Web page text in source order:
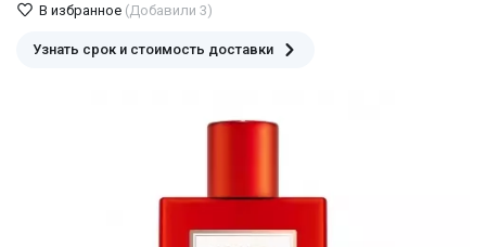
В избранное (Добавили 3)
Узнать срок и стоимость доставки